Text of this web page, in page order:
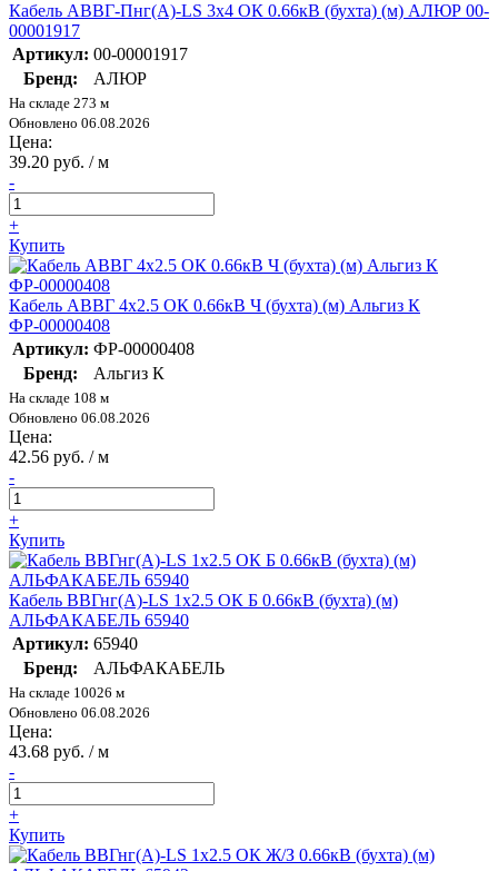
Кабель АВВГ-Пнг(А)-LS 3х4 ОК 0.66кВ (бухта) (м) АЛЮР 00-
00001917
Артикул: 00-00001917
Бренд:
АЛЮР
На складе 273 м
Обновлено 06.08.2026
Цена:
39.20 руб. / м
-
+
Купить
Кабель АВВГ 4х2.5 ОК 0.66кВ Ч (бухта) (м) Альгиз К
ФР-00000408
Артикул: ФР-00000408
Бренд:
Альгиз К
На складе 108 м
Обновлено 06.08.2026
Цена:
42.56 руб. / м
-
+
Купить
Кабель ВВГнг(А)-LS 1х2.5 ОК Б 0.66кВ (бухта) (м)
АЛЬФАКАБЕЛЬ 65940
Артикул: 65940
Бренд:
АЛЬФАКАБЕЛЬ
На складе 10026 м
Обновлено 06.08.2026
Цена:
43.68 руб. / м
-
+
Купить